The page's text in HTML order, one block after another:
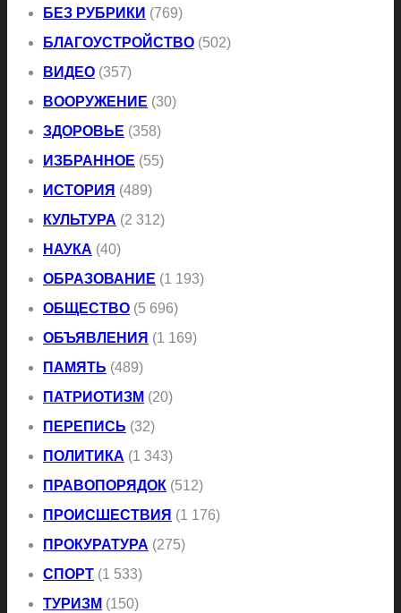
БЕЗ РУБРИКИ (769)
БЛАГОУСТРОЙСТВО (502)
ВИДЕО (357)
ВООРУЖЕНИЕ (30)
ЗДОРОВЬЕ (358)
ИЗБРАННОЕ (55)
ИСТОРИЯ (489)
КУЛЬТУРА (2 312)
НАУКА (40)
ОБРАЗОВАНИЕ (1 193)
ОБЩЕСТВО (5 696)
ОБЪЯВЛЕНИЯ (1 169)
ПАМЯТЬ (489)
ПАТРИОТИЗМ (20)
ПЕРЕПИСЬ (32)
ПОЛИТИКА (1 343)
ПРАВОПОРЯДОК (512)
ПРОИСШЕСТВИЯ (1 176)
ПРОКУРАТУРА (275)
СПОРТ (1 533)
ТУРИЗМ (150)